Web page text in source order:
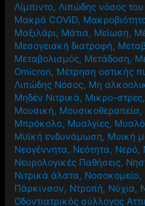
Λίμπιντο, Λιπώδης νόσος
Μακρά COVID,
Μαξιλάρι, Μάτια, Μείωση,
Μεσογειακή διατροφή,
Μεταβολισμός, Μετάδοση,
Omicron, Μέτρηση οστικής
Λιπώδης Νόσος, Μη
Μηδέν Νιτρικά, Μικρο-στρες,
Μουσική, Μουσικοθεραπεία,
Μπρόκολο, Μυαλγίες, Μυαλό
Μυϊκή ενδυνάμωση, Μυική
Νεογέννητα, Νεότητα, Νερό,
Νευρολογικές Παθήσεις,
Νιτρικά άλατα, Νοσοκομείο,
Πάρκινσον, Ντροπή, Νύχια,
Οδοντιατρικός σύλλογος